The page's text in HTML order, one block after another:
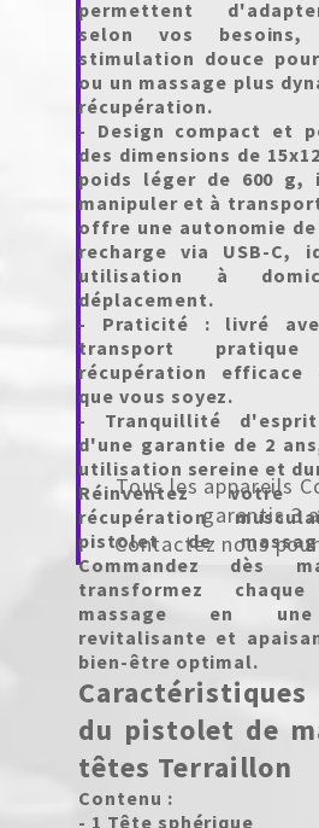
Tous les appareils
garantis 3
Contactez nous
permettent
selon vos
stimulation douce
ou un massage plus
récupération.
- Design compact et
des dimensions de
poids léger de 600
manipuler et à
offre une autonomie
recharge via USB-C,
utilisation à
déplacement.
- Praticité : livré
transport
récupération
que vous soyez.
- Tranquillité
d'une garantie de 2
utilisation sereine et
Réinventez
récupération
pistolet de
Commandez dès
transformez
massage en une
revitalisante et
bien-être optimal.
Caractéristiques
du pistolet de
têtes Terraillon
Contenu :
- 1 Tête sphérique